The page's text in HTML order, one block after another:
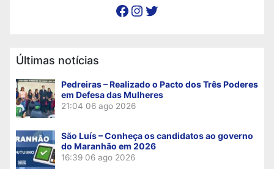
Facebook Instagram Twitter
Últimas notícias
Pedreiras – Realizado o Pacto dos Três Poderes
em Defesa das Mulheres
21:04 06 ago 2026
São Luís – Conheça os candidatos ao governo
do Maranhão em 2026
16:39 06 ago 2026